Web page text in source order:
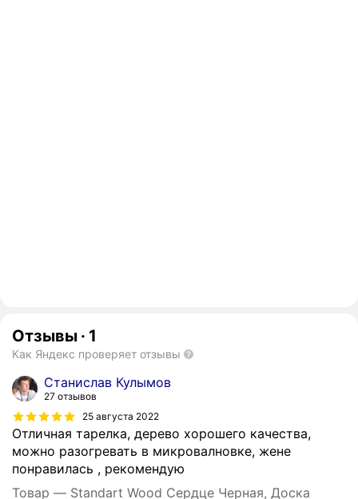
Отзывы · 1
Как Яндекс проверяет отзывы
Станислав Кулымов
27 отзывов
25 августа 2022
Отличная тарелка, дерево хорошего качества,
можно разогревать в микровалновке, жене
понравилась , рекомендую
Товар — Standart Wood Сердце Черная, Доска